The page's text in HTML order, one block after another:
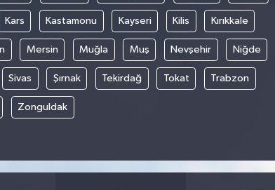
Kars Kastamonu Kayseri Kilis Kırıkkale
Mersin Muğla Muş Nevşehir Niğde
Sivas Şırnak Tekirdağ Tokat Trabzon
Zonguldak